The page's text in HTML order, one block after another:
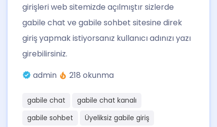
girişleri web sitemizde açılmıştır sizlerde
gabile chat ve gabile sohbet sitesine direk
giriş yapmak istiyorsanız kullanıcı adınızı yazı
girebilirsiniz.
admin
218 okunma
gabile chat
gabile chat kanalı
gabile sohbet
Üyeliksiz gabile giriş